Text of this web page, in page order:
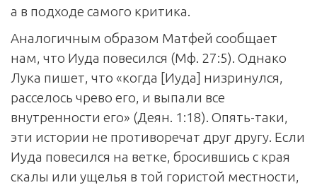
а в подходе самого критика.
Аналогичным образом Матфей сообщает
нам, что Иуда повесился (Мф. 27:5). Однако
Лука пишет, что «когда [Иуда] низринулся,
расселось чрево его, и выпали все
внутренности его» (Деян. 1:18). Опять-таки,
эти истории не противоречат друг другу. Если
Иуда повесился на ветке, бросившись с края
скалы или ущелья в той гористой местности,